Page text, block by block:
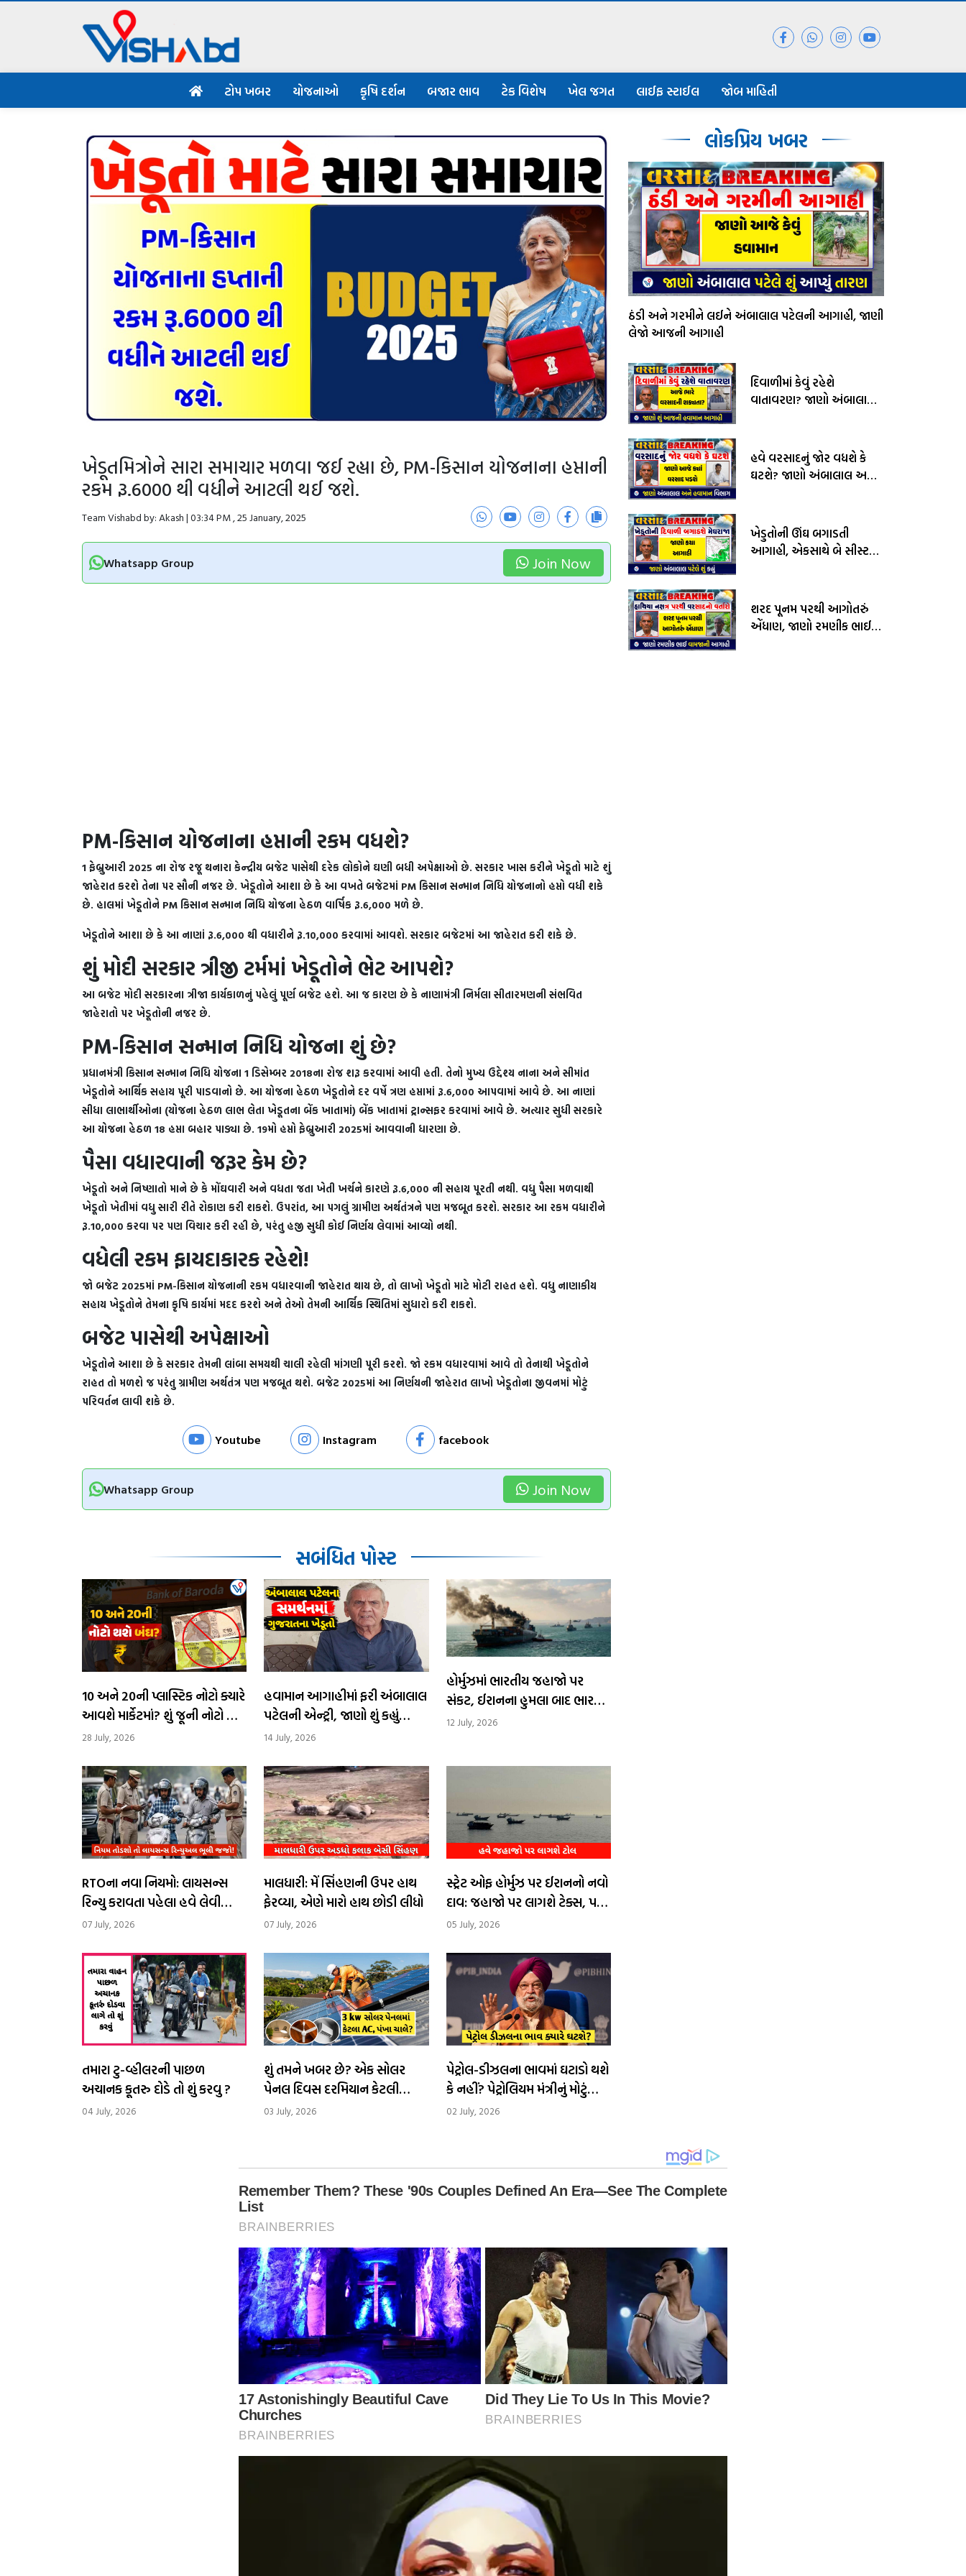
ટોપ ખબર યોજનાઓ કૃષિ દર્શન બજાર ભાવ ટેક વિશેષ ખેલ જગત લાઈફ સ્ટાઈલ જોબ માહિતી
ખેડૂતમિત્રોને સારા સમાચાર મળવા જઈ રહ્યા છે, PM-કિસાન યોજનાના હપ્તાની
રકમ રૂ.6000 થી વધીને આટલી થઈ જશે.
Team Vishabd by: Akash | 03:34 PM , 25 January, 2025
Whatsapp Group Join Now
PM-કિસાન યોજનાના હપ્તાની રકમ વધશે?
1 ફેબ્રુઆરી 2025 ના રોજ રજૂ થનારા કેન્દ્રીય બજેટ પાસેથી દરેક લોકોને ઘણી બધી અપેક્ષાઓ છે. સરકાર ખાસ કરીને ખેડૂતો માટે શું
જાહેરાત કરશે તેના પર સૌની નજર છે. ખેડૂતોને આશા છે કે આ વખતે બજેટમાં PM કિસાન સન્માન નિધિ યોજનાનો હપ્તો વધી શકે
છે. હાલમાં ખેડૂતોને PM કિસાન સન્માન નિધિ યોજના હેઠળ વાર્ષિક રૂ.6,000 મળે છે.
ખેડૂતોને આશા છે કે આ નાણાં રૂ.6,000 થી વધારીને રૂ.10,000 કરવામાં આવશે. સરકાર બજેટમાં આ જાહેરાત કરી શકે છે.
શું મોદી સરકાર ત્રીજી ટર્મમાં ખેડૂતોને ભેટ આપશે?
આ બજેટ મોદી સરકારના ત્રીજા કાર્યકાળનું પહેલું પૂર્ણ બજેટ હશે. આ જ કારણ છે કે નાણામંત્રી નિર્મલા સીતારમણની સંભવિત
જાહેરાતો પર ખેડૂતોની નજર છે.
PM-કિસાન સન્માન નિધિ યોજના શું છે?
પ્રધાનમંત્રી કિસાન સન્માન નિધિ યોજના 1 ડિસેમ્બર 2018ના રોજ શરૂ કરવામાં આવી હતી. તેનો મુખ્ય ઉદ્દેશ્ય નાના અને સીમાંત
ખેડૂતોને આર્થિક સહાય પૂરી પાડવાનો છે. આ યોજના હેઠળ ખેડૂતોને દર વર્ષે ત્રણ હપ્તામાં રૂ.6,000 આપવામાં આવે છે. આ નાણાં
સીધા લાભાર્થીઓના (યોજના હેઠળ લાભ લેતા ખેડૂતના બેંક ખાતામાં) બેંક ખાતામાં ટ્રાન્સફર કરવામાં આવે છે. અત્યાર સુધી સરકારે
આ યોજના હેઠળ 18 હપ્તા બહાર પાડ્યા છે. 19મો હપ્તો ફેબ્રુઆરી 2025માં આવવાની ધારણા છે.
પૈસા વધારવાની જરૂર કેમ છે?
ખેડૂતો અને નિષ્ણાતો માને છે કે મોંઘવારી અને વધતા જતા ખેતી ખર્ચને કારણે રૂ.6,000 ની સહાય પૂરતી નથી. વધુ પૈસા મળવાથી
ખેડૂતો ખેતીમાં વધુ સારી રીતે રોકાણ કરી શકશે. ઉપરાંત, આ પગલું ગ્રામીણ અર્થતંત્રને પણ મજબૂત કરશે. સરકાર આ રકમ વધારીને
રૂ.10,000 કરવા પર પણ વિચાર કરી રહી છે, પરંતુ હજી સુધી કોઈ નિર્ણય લેવામાં આવ્યો નથી.
વધેલી રકમ ફાયદાકારક રહેશે!
જો બજેટ 2025માં PM-કિસાન યોજનાની રકમ વધારવાની જાહેરાત થાય છે, તો લાખો ખેડૂતો માટે મોટી રાહત હશે. વધુ નાણાકીય
સહાય ખેડૂતોને તેમના કૃષિ કાર્યમાં મદદ કરશે અને તેઓ તેમની આર્થિક સ્થિતિમાં સુધારો કરી શકશે.
બજેટ પાસેથી અપેક્ષાઓ
ખેડૂતોને આશા છે કે સરકાર તેમની લાંબા સમયથી ચાલી રહેલી માંગણી પૂરી કરશે. જો રકમ વધારવામાં આવે તો તેનાથી ખેડૂતોને
રાહત તો મળશે જ પરંતુ ગ્રામીણ અર્થતંત્ર પણ મજબૂત થશે. બજેટ 2025માં આ નિર્ણયની જાહેરાત લાખો ખેડૂતોના જીવનમાં મોટું
પરિવર્તન લાવી શકે છે.
Youtube Instagram facebook
Whatsapp Group Join Now
સબંધિત પોસ્ટ
₹10 અને ₹20ની પ્લાસ્ટિક નોટો ક્યારે
આવશે માર્કેટમાં? શું જૂની નોટો બંધ
થશે?
28 July, 2026
​હવામાન આગાહીમાં ફરી અંબાલાલ
પટેલની એન્ટ્રી, જાણો શું કહ્યું
એમણે ?
14 July, 2026
​હોર્મુઝમાં ભારતીય જહાજો પર
સંકટ, ઈરાનના હુમલા બાદ ભારતનું
કડક વલણ
12 July, 2026
RTOના નવા નિયમો: લાયસન્સ
રિન્યુ કરાવતા પહેલા હવે લેવી
પડશે ખાસ ટ્રેનિંગ
07 July, 2026
માલધારી: મેં સિંહણની ઉપર હાથ
ફેરવ્યા, એણે મારો હાથ છોડી લીધો
07 July, 2026
સ્ટ્રેટ ઓફ હોર્મુઝ પર ઈરાનનો નવો
દાવ: જહાજો પર લાગશે ટેક્સ, પણ
મિત્ર દેશોને મળશે ખાસ છૂટ
05 July, 2026
તમારા ટુ-વ્હીલરની પાછળ
અચાનક કૂતરુ દોડે તો શું કરવુ ?
04 July, 2026
શું તમને ખબર છે? એક સોલર
પેનલ દિવસ દરમિયાન કેટલી
વીજળી ઉત્પન્ન કરે છે
03 July, 2026
પેટ્રોલ-ડીઝલના ભાવમાં ઘટાડો થશે
કે નહીં? પેટ્રોલિયમ મંત્રીનું મોટું
નિવેદન
02 July, 2026
લોકપ્રિય ખબર
ઠંડી અને ગરમીને લઈને અંબાલાલ પટેલની આગાહી, જાણી
લેજો આજની આગાહી
દિવાળીમાં કેવું રહેશે
વાતાવરણ? જાણો અંબાલાલ
હવે વરસાદનું જોર વધશે કે
ઘટશે? જાણો અંબાલાલ અને
ખેડુતોની ઊંઘ બગાડતી
આગાહી, એકસાથે બે સીસ્ટમ
શરદ પૂનમ પરથી આગોતરું
એંધાણ, જાણો રમણીક ભાઈ